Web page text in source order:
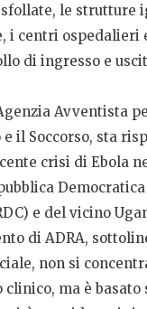
le strutture
i centri ospedalieri
di ingresso e
Avventista
e il Soccorso, sta
crisi di Ebola
e del vicino
di ADRA,
non si
clinico, ma è basato